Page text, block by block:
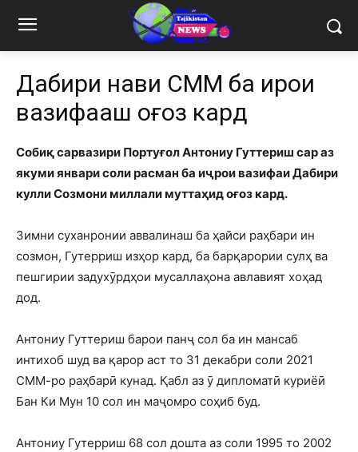
Дабири нави СММ ба иҷрои
вазифааш оғоз кард
Собиқ сарвазири Портуғол Антониу Гуттериш сар аз
якуми январи соли расман ба иҷрои вазифаи Дабири
кулли Созмони миллали муттаҳид оғоз кард.
Зимни суханронии аввалинаш ба ҳайси раҳбари ин
созмон, Гутерриш изҳор кард, ба барқарории сулҳ ва
пешгирии задухӯрдҳои мусаллаҳона авлавият хоҳад
дод.
Антониу Гуттериш барои панҷ сол ба ин мансаб
интихоб шуд ва қарор аст то 31 декабри соли 2021
СММ-ро раҳбарӣ кунад. Қабл аз ӯ дипломатӣ куриёӣ
Бан Ки Мун 10 сол ин маҷомро соҳиб буд.
Антониу Гутерриш 68 сол дошта аз соли 1995 то 2002